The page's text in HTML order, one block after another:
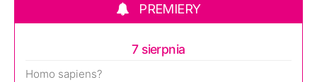
PREMIERY
7 sierpnia
Homo sapiens?